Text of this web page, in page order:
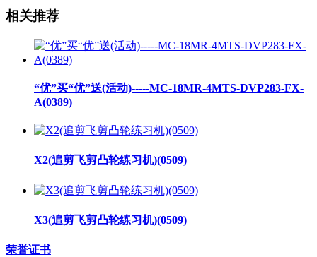
相关推荐
“优”买“优”送(活动)-----MC-18MR-4MTS-DVP283-FX-
A(0389)
X2(追剪飞剪凸轮练习机)(0509)
X3(追剪飞剪凸轮练习机)(0509)
荣誉证书